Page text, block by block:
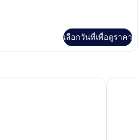
เลือกวันที่เพื่อดูราคา
Hotel